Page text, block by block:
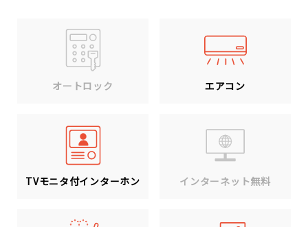
オートロック エアコン
TVモニタ付インターホン インターネット無料